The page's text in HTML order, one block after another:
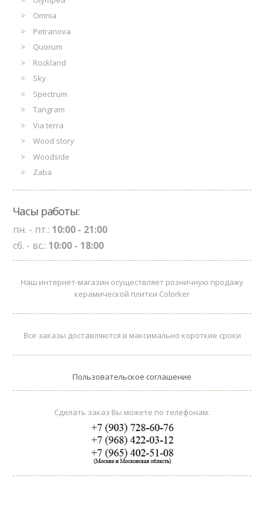
Omnia
Petranova
Quorum
Rockland
Sky
Spectrum
Tangram
Via terra
Wood story
Woodside
Zaba
Часы работы:
пн. - пт.: 10:00 - 21:00
сб. - вс.: 10:00 - 18:00
Наш интернет-магазин осуществляет розничную продажу
керамической плитки Colorker
Все заказы доставляются в максимально короткие сроки
Пользовательское соглашение
Сделать заказ Вы можете по телефонам: